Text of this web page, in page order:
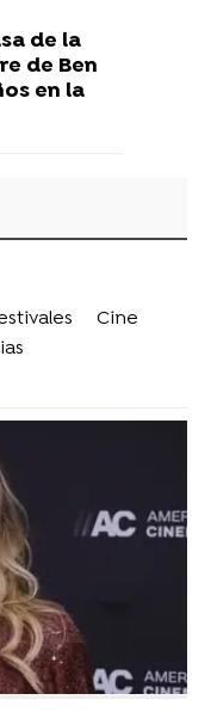
de la
de Ben
en la
Cine